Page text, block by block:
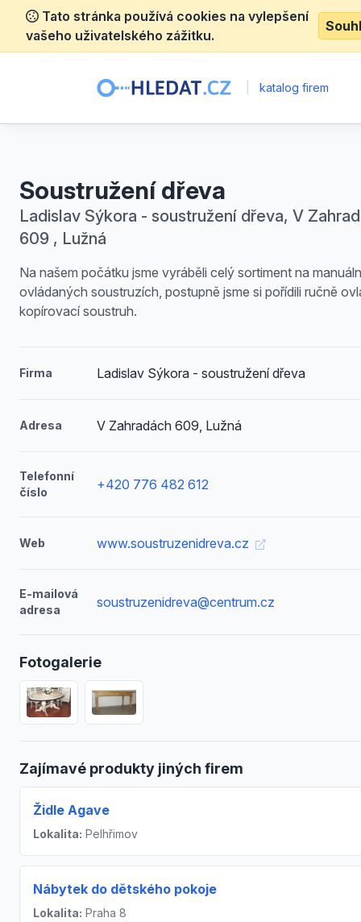
Tato stránka používá cookies na vylepšení
vašeho uživatelského zážitku.
katalog firem
Soustružení dřeva
Ladislav Sýkora - soustružení dřeva, V
609 , Lužná
Na našem počátku jsme vyráběli celý sortiment na
ovládaných soustruzích, postupně jsme si pořídili ručně
kopírovací soustruh.
Firma Ladislav Sýkora - soustružení dřeva
Adresa V Zahradách 609, Lužná
Telefonní
číslo
+420 776 482 612
Web www.soustruzenidreva.cz
E-mailová
adresa
soustruzenidreva@centrum.cz
Fotogalerie
Zajímavé produkty jiných firem
Židle Agave
Lokalita: Pelhřimov
Nábytek do dětského pokoje
Lokalita: Praha 8